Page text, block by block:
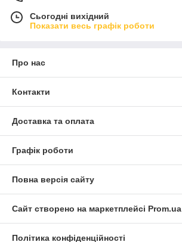
Сьогодні вихідний
Показати весь графік роботи
Про нас
Контакти
Доставка та оплата
Графік роботи
Повна версія сайту
Сайт створено на маркетплейсі Prom.ua
Політика конфіденційності